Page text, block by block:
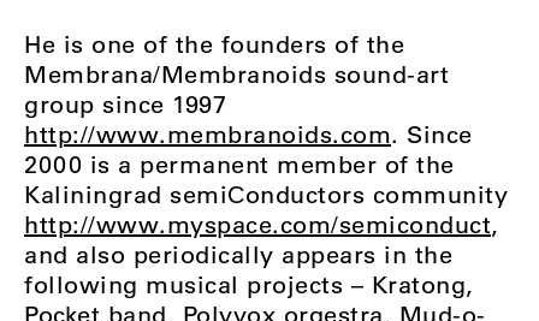
He is one of the founders of the
Membrana/Membranoids sound-art
group since 1997
http://www.membranoids.com. Since
2000 is a permanent member of the
Kaliningrad semiСonductors community
http://www.myspace.com/semiconduct,
and also periodically appears in the
following musical projects – Kratong,
Pocket band, Polyvox orqestra, Mud-o-